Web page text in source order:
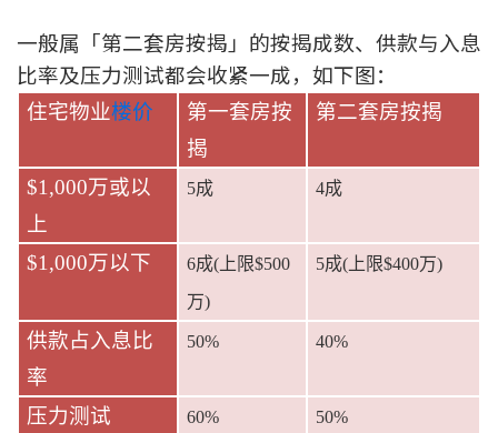
网上申请按揭转介
条款及细则
繁
本网页所提供资料仅作参考用途。
若因错漏而引致任何不便或损失，中原按揭概不负责。
本网站采用无障碍网页设计，如有任何问题，可查询：
2889 2886 / cmb@mail.centanet.com
中原地产
© 2026 中原按揭经纪有限公司 Centaline Mortgage Broker Limited 版权所有
条款及细则
私隐政策声明
一般属「第二套房按揭」的按揭成数、供款与入息
比率及压力测试都会收紧一成，如下图：
住宅物业楼价
第一套房按
揭
第二套房按揭
$1,000万或以
上
5成 4成
$1,000万以下 6成( 上限$500
万)
5成( 上限$400万)
供款占入息比
率
50% 40%
压力测试 60% 50%